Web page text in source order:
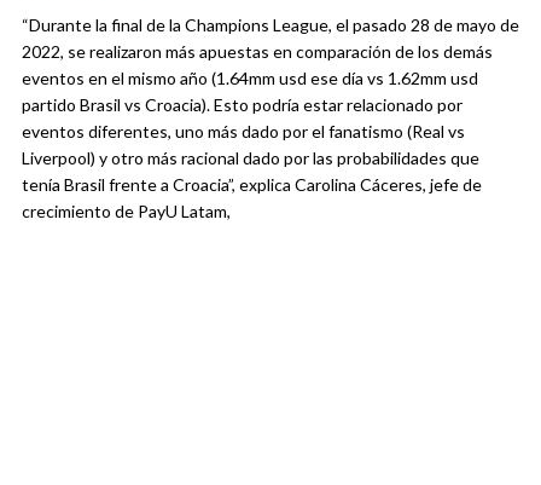
“Durante la final de la Champions League, el pasado 28 de mayo de
2022, se realizaron más apuestas en comparación de los demás
eventos en el mismo año (1.64mm usd ese día vs 1.62mm usd
partido Brasil vs Croacia). Esto podría estar relacionado por
eventos diferentes, uno más dado por el fanatismo (Real vs
Liverpool) y otro más racional dado por las probabilidades que
tenía Brasil frente a Croacia”, explica Carolina Cáceres, jefe de
crecimiento de PayU Latam,